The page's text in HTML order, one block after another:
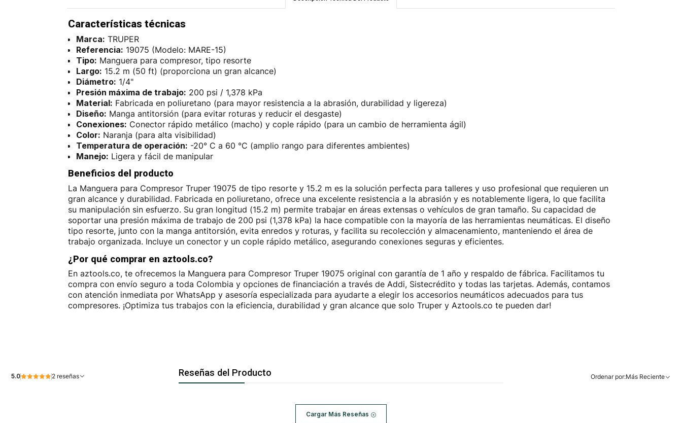
Características técnicas
Marca: TRUPER
Referencia: 19075 (Modelo: MARE-15)
Tipo: Manguera para compresor, tipo resorte
Largo: 15.2 m (50 ft) (proporciona un gran alcance)
Diámetro: 1/4"
Presión máxima de trabajo: 200 psi / 1,378 kPa
Material: Fabricada en poliuretano (para mayor resistencia a la abrasión, durabilidad y ligereza)
Diseño: Manga antitorsión (para evitar roturas y reducir el desgaste)
Conexiones: Conector rápido metálico (macho) y cople rápido (para un cambio de herramienta ágil)
Color: Naranja (para alta visibilidad)
Temperatura de operación: -20° C a 60 °C (amplio rango para diferentes ambientes)
Manejo: Ligera y fácil de manipular
Beneficios del producto
La Manguera para Compresor Truper 19075 de tipo resorte y 15.2 m es la solución perfecta para talleres y uso profesional que requieren un
gran alcance y durabilidad. Fabricada en poliuretano, ofrece una excelente resistencia a la abrasión y es notablemente ligera, lo que facilita
su manipulación sin esfuerzo. Su gran longitud (15.2 m) permite trabajar en áreas extensas o vehículos de gran tamaño. Su capacidad de
soportar una presión máxima de trabajo de 200 psi (1,378 kPa) la hace compatible con la mayoría de las herramientas neumáticas. El diseño
tipo resorte, junto con la manga antitorsión, evita enredos y roturas, y facilita su recolección y almacenamiento, manteniendo el área de
trabajo organizada. Incluye un conector y un cople rápido metálico, asegurando conexiones seguras y eficientes.
¿Por qué comprar en aztools.co?
En aztools.co, te ofrecemos la Manguera para Compresor Truper 19075 original con garantía de 1 año y respaldo de fábrica. Facilitamos tu
compra con envío seguro a toda Colombia y opciones de financiación a través de Addi, Sistecrédito y todas las tarjetas. Además, contamos
con atención inmediata por WhatsApp y asesoría especializada para ayudarte a elegir los accesorios neumáticos adecuados para tus
compresores. ¡Optimiza tus trabajos con la eficiencia, durabilidad y gran alcance que solo Truper y Aztools.co te pueden dar!
Reseñas del Producto
5.0 2 reseñas Ordenar por:Más Reciente
Cargar Más Reseñas